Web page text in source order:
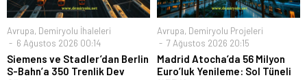
Avrupa, Demiryolu İhaleleri
6 Ağustos 2026 00:14
Siemens ve Stadler’dan Berlin
S-Bahn’a 350 Trenlik Dev
Avrupa, Demiryolu Projeleri
7 Ağustos 2026 20:15
Madrid Atocha’da 56 Milyon
Euro’luk Yenileme: Sol Tüneli